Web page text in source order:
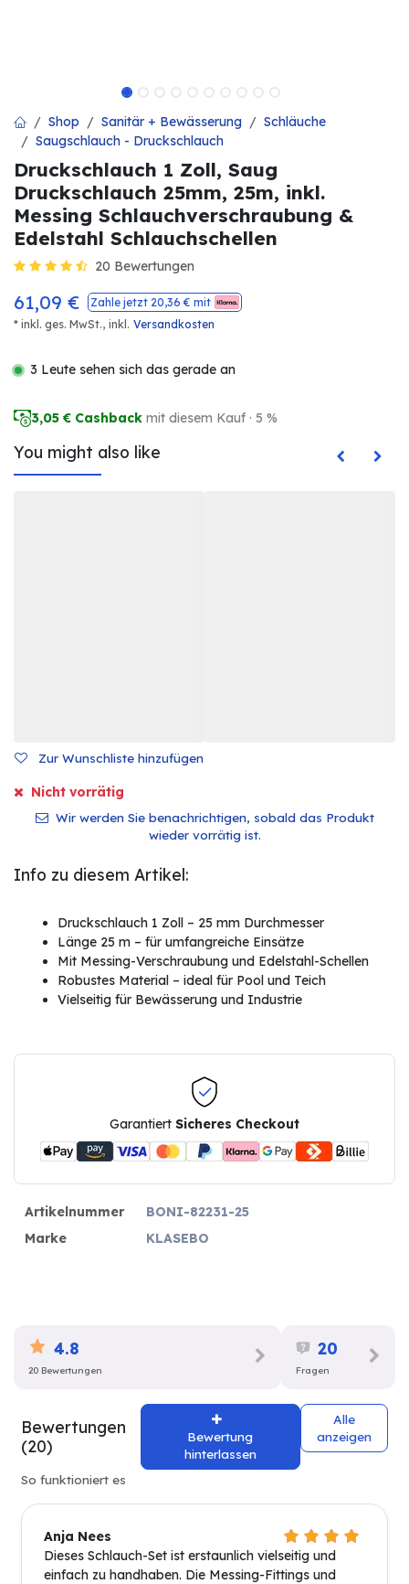
Shop Sanitär + Bewässerung
Schläuche
Saugschlauch - Druckschlauch
Druckschlauch 1 Zoll, Saug
Druckschlauch 25mm, 25m, inkl.
Messing Schlauchverschraubung &
Edelstahl Schlauchschellen
20 Bewertungen
61,09 € Zahle jetzt 20,36 € mit
* inkl. ges. MwSt., inkl. Versandkosten
3 Leute sehen sich das gerade an
3,05 € Cashback mit diesem Kauf · 5 %
You might also like
Zur Wunschliste hinzufügen
Nicht vorrätig
Wir werden Sie benachrichtigen, sobald das Produkt
wieder vorrätig ist.
Info zu diesem Artikel:
Druckschlauch 1 Zoll – 25 mm Durchmesser
Länge 25 m – für umfangreiche Einsätze
Mit Messing-Verschraubung und Edelstahl-Schellen
Robustes Material – ideal für Pool und Teich
Vielseitig für Bewässerung und Industrie
Garantiert Sicheres Checkout
Artikelnummer
BONI-82231-25
Marke
KLASEBO
4.8
20 Bewertungen
20
Fragen
Bewertungen
(20)
Bewertung
hinterlassen
Alle
anzeigen
So funktioniert es
Anja Nees
Dieses Schlauch-Set ist erstaunlich vielseitig und
einfach zu handhaben. Die Messing-Fittings und